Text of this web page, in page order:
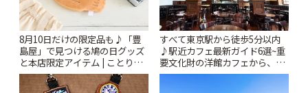
8月10日だけの限定品も♪「豊
島屋」で見つける鳩の日グッズ
と本店限定アイテム | ことりっ
ぷ
すべて東京駅から徒歩5分以内
♪駅近カフェ最新ガイド6選~重
要文化財の洋館カフェから、改
札すぐのレトロ喫茶まで~ | こと